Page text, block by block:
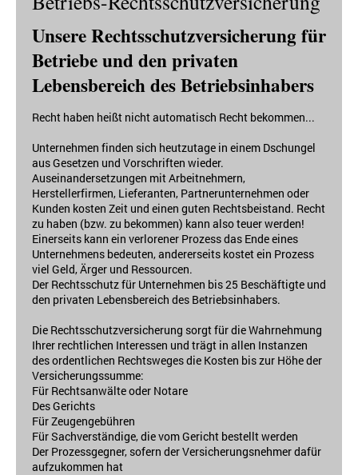
Unsere Rechtsschutzversicherung für
Betriebe und den privaten
Lebensbereich des Betriebsinhabers
Recht haben heißt nicht automatisch Recht bekommen...
Unternehmen finden sich heutzutage in einem Dschungel
aus Gesetzen und Vorschriften wieder.
Auseinandersetzungen mit Arbeitnehmern,
Herstellerfirmen, Lieferanten, Partnerunternehmen oder
Kunden kosten Zeit und einen guten Rechtsbeistand. Recht
zu haben (bzw. zu bekommen) kann also teuer werden!
Einerseits kann ein verlorener Prozess das Ende eines
Unternehmens bedeuten, andererseits kostet ein Prozess
viel Geld, Ärger und Ressourcen.
Der Rechtsschutz für Unternehmen bis 25 Beschäftigte und
den privaten Lebensbereich des Betriebsinhabers.
Die Rechtsschutzversicherung sorgt für die Wahrnehmung
Ihrer rechtlichen Interessen und trägt in allen Instanzen
des ordentlichen Rechtsweges die Kosten bis zur Höhe der
Versicherungssumme:
Für Rechtsanwälte oder Notare
Des Gerichts
Für Zeugengebühren
Für Sachverständige, die vom Gericht bestellt werden
Der Prozessgegner, sofern der Versicherungsnehmer dafür
aufzukommen hat